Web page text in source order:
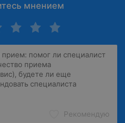
мнением
Рекомендую